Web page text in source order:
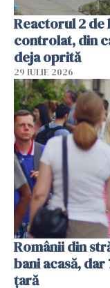
Reactorul 2 de
controlat, din
deja oprită
29 IULIE 2026
Românii din
bani acasă,
țară